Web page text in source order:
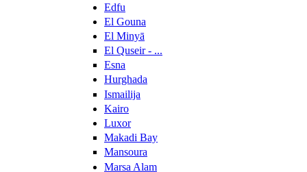
Edfu
El Gouna
El Minyā
El Quseir - ...
Esna
Hurghada
Ismailija
Kairo
Luxor
Makadi Bay
Mansoura
Marsa Alam